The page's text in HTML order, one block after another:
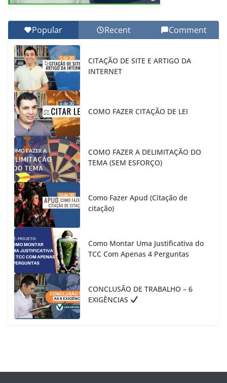
Popular Recent Comment
CITAÇÃO DE SITE E ARTIGO DA
INTERNET
COMO FAZER CITAÇÃO DE LEI
COMO FAZER A DELIMITAÇÃO DO
TEMA (SEM ESFORÇO)
Como Fazer Apud (Citação de
citação)
Como Montar Uma Justificativa do
TCC Com Apenas 4 Perguntas
CONCLUSÃO DE TRABALHO – 6
EXIGÊNCIAS